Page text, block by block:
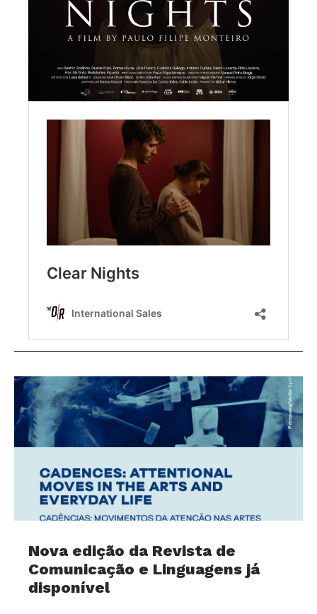
Nova edição da Revista de
Comunicação e Linguagens já
disponível